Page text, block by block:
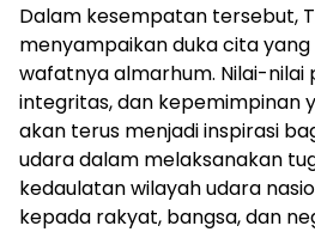
Dalam kesempatan tersebut,
menyampaikan duka cita
wafatnya almarhum. Nilai-nilai
integritas, dan kepemimpinan
akan terus menjadi inspirasi
udara dalam melaksanakan
kedaulatan wilayah udara
kepada rakyat, bangsa, dan